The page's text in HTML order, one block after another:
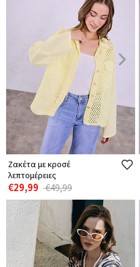
Ζακέτα με κροσέ
λεπτομέρειες
€29,99 €49,99